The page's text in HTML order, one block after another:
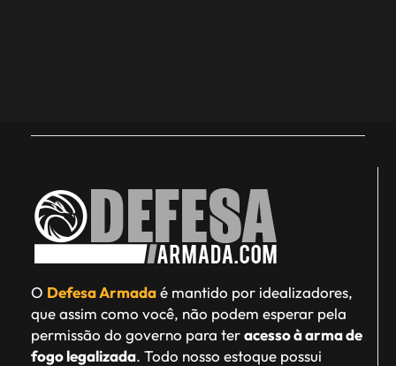
O Defesa Armadaé mantido por idealizadores,
que assim como você, não podem esperar pela
permissão do governo para teracesso à arma de
fogo legalizada. Todo nosso estoque possui